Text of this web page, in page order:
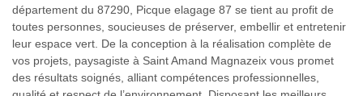
département du 87290, Picque elagage 87 se tient au profit de
toutes personnes, soucieuses de préserver, embellir et entretenir
leur espace vert. De la conception à la réalisation complète de
vos projets, paysagiste à Saint Amand Magnazeix vous promet
des résultats soignés, alliant compétences professionnelles,